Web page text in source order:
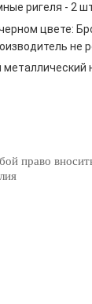
ригеля - 2
цвете:
не
право